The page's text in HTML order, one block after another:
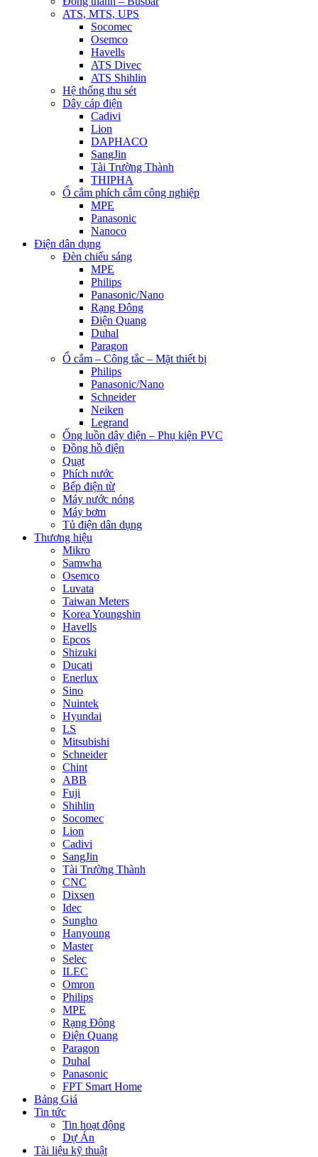
ATS, MTS, UPS
Socomec
Osemco
Havells
ATS Divec
ATS Shihlin
Hệ thống thu sét
Dây cáp điện
Cadivi
Lion
DAPHACO
SangJin
Tài Trường Thành
THIPHA
Ổ cắm phích cắm công nghiệp
MPE
Panasonic
Nanoco
Điện dân dụng
Đèn chiếu sáng
MPE
Philips
Panasonic/Nano
Rạng Đông
Điện Quang
Duhal
Paragon
Ổ cắm – Công tắc – Mặt thiết bị
Philips
Panasonic/Nano
Schneider
Neiken
Legrand
Ống luồn dây điện – Phụ kiện PVC
Đồng hồ điện
Quạt
Phích nước
Bếp điện từ
Máy nước nóng
Máy bơm
Tủ điện dân dụng
Thương hiệu
Mikro
Samwha
Osemco
Luvata
Taiwan Meters
Korea Youngshin
Havells
Epcos
Shizuki
Ducati
Enerlux
Sino
Nuintek
Hyundai
LS
Mitsubishi
Schneider
Chint
ABB
Fuji
Shihlin
Socomec
Lion
Cadivi
SangJin
Tài Trường Thành
CNC
Dixsen
Idec
Sungho
Hanyoung
Master
Selec
ILEC
Omron
Philips
MPE
Rạng Đông
Điện Quang
Paragon
Duhal
Panasonic
FPT Smart Home
Bảng Giá
Tin tức
Tin hoạt động
Dự Án
Tài liệu kỹ thuật